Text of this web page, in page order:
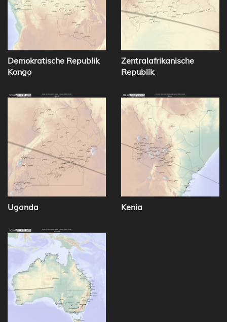
Demokratische Republik
Kongo
Zentralafrikanische
Republik
Uganda Kenia